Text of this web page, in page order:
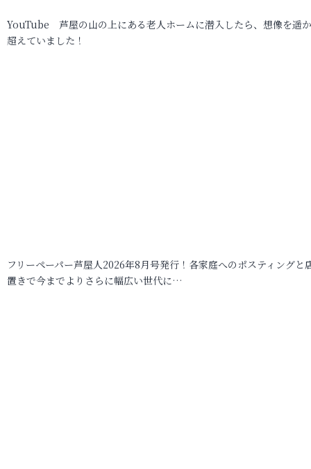
YouTube 芦屋の山の上にある老人ホームに潜入したら、想像を遥
超えていました！
フリーペーパー芦屋人2026年8月号発行！各家庭へのポスティングと
置きで今までよりさらに幅広い世代に…